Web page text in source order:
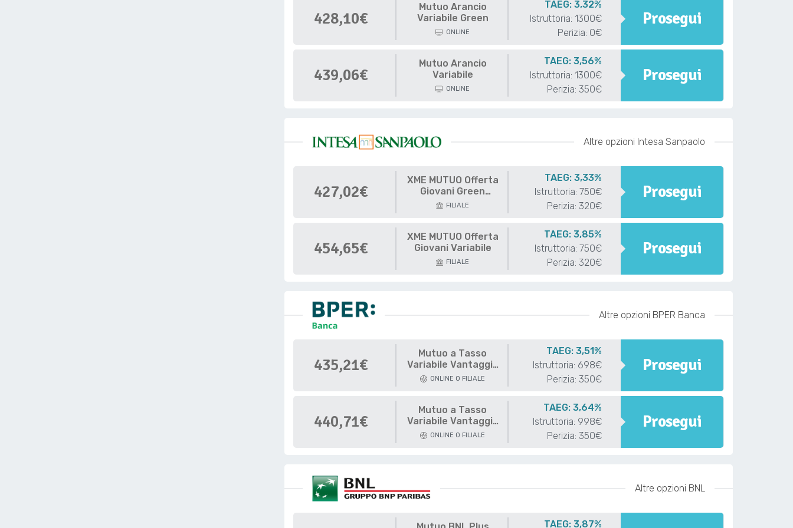
428,10€
Mutuo Arancio
Variabile Green
ONLINE
TAEG: 3,32%
Istruttoria: 1300€
Perizia: 0€
Prosegui
439,06€
Mutuo Arancio
Variabile
ONLINE
TAEG: 3,56%
Istruttoria: 1300€
Perizia: 350€
Prosegui
Altre opzioni Intesa Sanpaolo
427,02€
XME MUTUO Offerta
Giovani Green
Variabile
FILIALE
TAEG: 3,33%
Istruttoria: 750€
Perizia: 320€
Prosegui
454,65€
XME MUTUO Offerta
Giovani Variabile
FILIALE
TAEG: 3,85%
Istruttoria: 750€
Perizia: 320€
Prosegui
Altre opzioni BPER Banca
435,21€
Mutuo a Tasso
Variabile Vantaggio
Opzione Green
ONLINE O FILIALE
TAEG: 3,51%
Istruttoria: 698€
Perizia: 350€
Prosegui
440,71€
Mutuo a Tasso
Variabile Vantaggio
Opzione
ONLINE O FILIALE
TAEG: 3,64%
Istruttoria: 998€
Perizia: 350€
Prosegui
Altre opzioni BNL
TAEG: 3,87%